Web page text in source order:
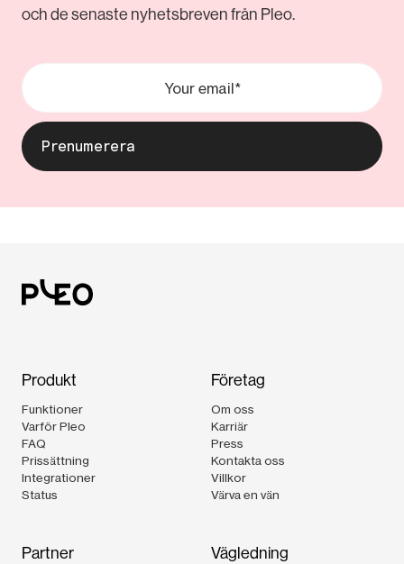
och de senaste nyhetsbreven från Pleo.
Produkt
Funktioner
Varför Pleo
FAQ
Prissättning
Integrationer
Status
Företag
Om oss
Karriär
Press
Kontakta oss
Villkor
Värva en vän
Partner Vägledning